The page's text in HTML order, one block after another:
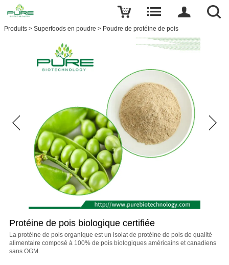
Produits > Superfoods en poudre > Poudre de protéine de pois
Protéine de pois biologique certifiée
La protéine de pois organique est un isolat de protéine de pois de qualité
alimentaire composé à 100% de pois biologiques américains et canadiens
sans OGM.